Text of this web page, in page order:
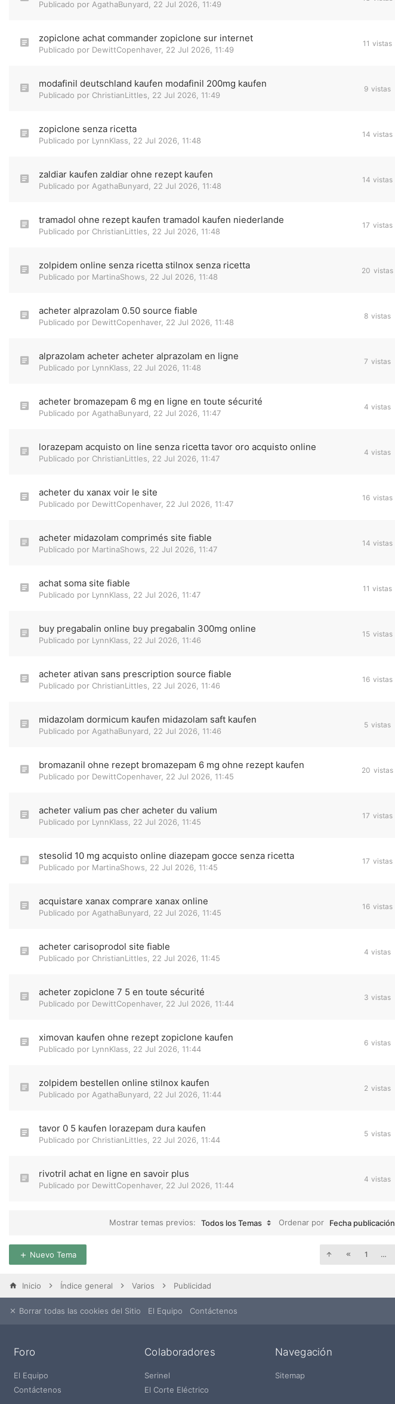
Publicado por AgathaBunyard 22 Jul 2026, 11:49
zopiclone achat commander zopiclone sur internet
Publicado por DewittCopenhaver, 22 Jul 2026, 11:49
11 vistas
modafinil deutschland kaufen modafinil 200mg kaufen
Publicado por ChristianLittles 22 Jul 2026, 11:49
9 vistas
zopiclone senza ricetta
Publicado por LynnKlass 22 Jul 2026, 11:48
14 vistas
zaldiar kaufen zaldiar ohne rezept kaufen
Publicado por AgathaBunyard 22 Jul 2026, 11:48
14 vistas
tramadol ohne rezept kaufen tramadol kaufen niederlande
Publicado por ChristianLittles 22 Jul 2026, 11:48
17 vistas
zolpidem online senza ricetta stilnox senza ricetta
Publicado por MartinaShows 22 Jul 2026, 11:48
20 vistas
acheter alprazolam 0.50 source fiable
Publicado por DewittCopenhaver, 22 Jul 2026, 11:48
8 vistas
alprazolam acheter acheter alprazolam en ligne
Publicado por LynnKlass 22 Jul 2026, 11:48
7 vistas
acheter bromazepam 6 mg en ligne en toute sécurité
Publicado por AgathaBunyard 22 Jul 2026, 11:47
4 vistas
lorazepam acquisto on line senza ricetta tavor oro acquisto online
Publicado por ChristianLittles 22 Jul 2026, 11:47
4 vistas
acheter du xanax voir le site
Publicado por DewittCopenhaver, 22 Jul 2026, 11:47
16 vistas
acheter midazolam comprimés site fiable
Publicado por MartinaShows 22 Jul 2026, 11:47
14 vistas
achat soma site fiable
Publicado por LynnKlass 22 Jul 2026, 11:47
11 vistas
buy pregabalin online buy pregabalin 300mg online
Publicado por LynnKlass 22 Jul 2026, 11:46
15 vistas
acheter ativan sans prescription source fiable
Publicado por ChristianLittles 22 Jul 2026, 11:46
16 vistas
midazolam dormicum kaufen midazolam saft kaufen
Publicado por AgathaBunyard 22 Jul 2026, 11:46
5 vistas
bromazanil ohne rezept bromazepam 6 mg ohne rezept kaufen
Publicado por DewittCopenhaver, 22 Jul 2026, 11:45
20 vistas
acheter valium pas cher acheter du valium
Publicado por LynnKlass 22 Jul 2026, 11:45
17 vistas
stesolid 10 mg acquisto online diazepam gocce senza ricetta
Publicado por MartinaShows 22 Jul 2026, 11:45
17 vistas
acquistare xanax comprare xanax online
Publicado por AgathaBunyard 22 Jul 2026, 11:45
16 vistas
acheter carisoprodol site fiable
Publicado por ChristianLittles 22 Jul 2026, 11:45
4 vistas
acheter zopiclone 7 5 en toute sécurité
Publicado por DewittCopenhaver, 22 Jul 2026, 11:44
3 vistas
ximovan kaufen ohne rezept zopiclone kaufen
Publicado por LynnKlass 22 Jul 2026, 11:44
6 vistas
zolpidem bestellen online stilnox kaufen
Publicado por AgathaBunyard 22 Jul 2026, 11:44
2 vistas
tavor 0 5 kaufen lorazepam dura kaufen
Publicado por ChristianLittles 22 Jul 2026, 11:44
5 vistas
rivotril achat en ligne en savoir plus
Publicado por DewittCopenhaver, 22 Jul 2026, 11:44
4 vistas
Mostrar temas previos: Todos los Temas Ordenar por Fecha publicación
Nuevo Tema 1 …
Inicio Índice general Varios Publicidad
Borrar todas las cookies del Sitio El Equipo Contáctenos
Foro
El Equipo
Contáctenos
Colaboradores
Serinel
El Corte Eléctrico
Navegación
Sitemap